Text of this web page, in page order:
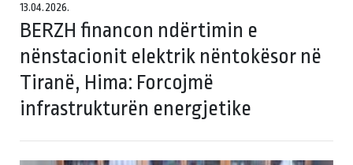
13.04.2026.
BERZH financon ndërtimin e
nënstacionit elektrik nëntokësor në
Tiranë, Hima: Forcojmë
infrastrukturën energjetike